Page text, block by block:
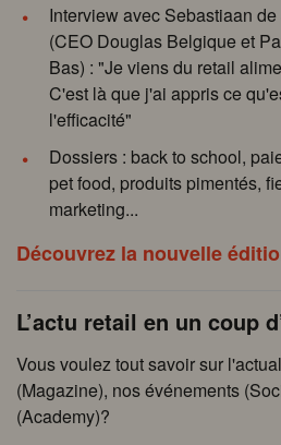
Interview avec Sebastiaan de
(CEO Douglas Belgique et
Bas) : "Je viens du retail
C'est là que j'ai appris ce
l'efficacité"
Dossiers : back to school,
pet food, produits pimentés,
marketing...
Découvrez la nouvelle
L’actu retail en un coup
Vous voulez tout savoir sur
(Magazine), nos événements
(Academy)?